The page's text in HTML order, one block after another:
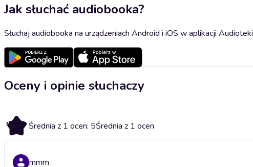
Jak słuchać audiobooka?
Słuchaj audiobooka na urządzeniach Android i iOS w aplikacji Audioteki
Oceny i opinie słuchaczy
5 Średnia z 1 ocen: 5Średnia z 1 ocen
mmm